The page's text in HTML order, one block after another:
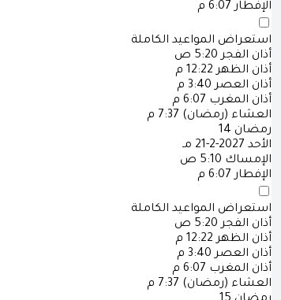
الإفطار 6:07 م
استعراض المواعيد الكاملة
أذان الفجر 5:20 ص
أذان الظهر 12:22 م
أذان العصر 3:40 م
أذان المغرب 6:07 م
العشاء (رمضان) 7:37 م
رمضان 14
الأحد 2027-2-21 مـ
الإمساك 5:10 ص
الإفطار 6:07 م
استعراض المواعيد الكاملة
أذان الفجر 5:20 ص
أذان الظهر 12:22 م
أذان العصر 3:40 م
أذان المغرب 6:07 م
العشاء (رمضان) 7:37 م